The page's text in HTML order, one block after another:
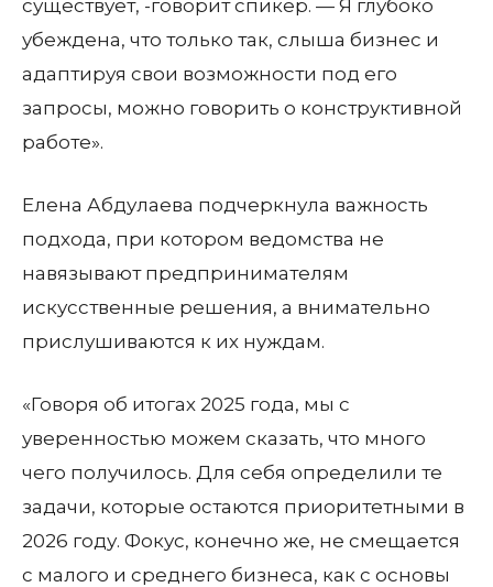
существует, -говорит спикер. — Я глубоко
убеждена, что только так, слыша бизнес и
адаптируя свои возможности под его
запросы, можно говорить о конструктивной
работе».
Елена Абдулаева подчеркнула важность
подхода, при котором ведомства не
навязывают предпринимателям
искусственные решения, а внимательно
прислушиваются к их нуждам.
«Говоря об итогах 2025 года, мы с
уверенностью можем сказать, что много
чего получилось. Для себя определили те
задачи, которые остаются приоритетными в
2026 году. Фокус, конечно же, не смещается
с малого и среднего бизнеса, как с основы